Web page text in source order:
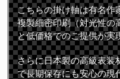
こちらの掛け軸は有名作
複製細密印刷（対光性の
と低価格でのご提供が実
さらに日本製の高級表装
で長期保存にも安心の現